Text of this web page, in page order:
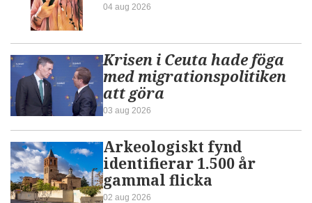
04 aug 2026
Krisen i Ceuta hade föga
med migrationspolitiken
att göra
03 aug 2026
Arkeologiskt fynd
identifierar 1.500 år
gammal flicka
02 aug 2026